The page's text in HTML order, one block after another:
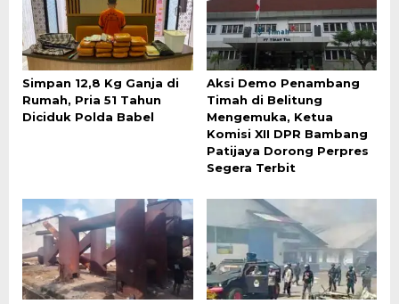
Simpan 12,8 Kg Ganja di
Rumah, Pria 51 Tahun
Diciduk Polda Babel
Aksi Demo Penambang
Timah di Belitung
Mengemuka, Ketua
Komisi XII DPR Bambang
Patijaya Dorong Perpres
Segera Terbit